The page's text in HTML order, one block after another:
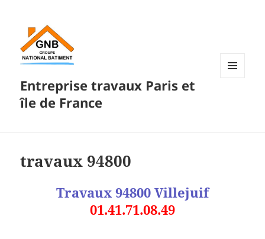
Entreprise travaux Paris et
île de France
travaux 94800
Travaux 94800 Villejuif
01.41.71.08.49